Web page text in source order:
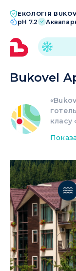
ЕКОЛОГІЯ
pH 7.2|
Bukovel
класу